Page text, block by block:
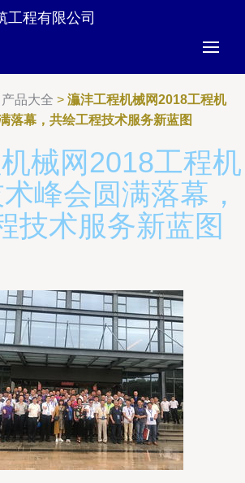
工程有限公司
产品大全 > 灜沣工程机械网2018工程机
落幕，共绘工程技术服务新蓝图
械网2018工程机
峰会圆满落幕，
技术服务新蓝图